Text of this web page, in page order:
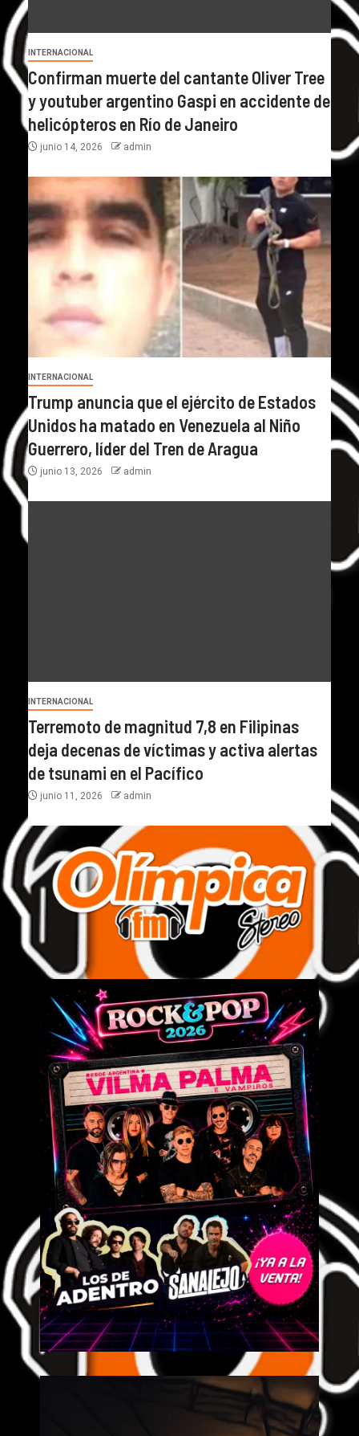
INTERNACIONAL
Confirman muerte del cantante Oliver Tree
y youtuber argentino Gaspi en accidente de
helicópteros en Río de Janeiro
junio 14, 2026 admin
INTERNACIONAL
Trump anuncia que el ejército de Estados
Unidos ha matado en Venezuela al Niño
Guerrero, líder del Tren de Aragua
junio 13, 2026 admin
INTERNACIONAL
Terremoto de magnitud 7,8 en Filipinas
deja decenas de víctimas y activa alertas
de tsunami en el Pacífico
junio 11, 2026 admin